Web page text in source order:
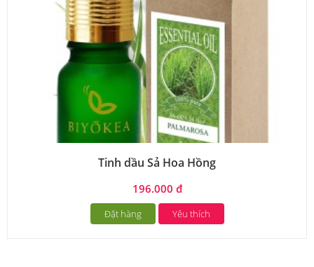
Tinh dầu Sả Hoa Hồng
196.000 đ
Đặt hàng Yêu thích